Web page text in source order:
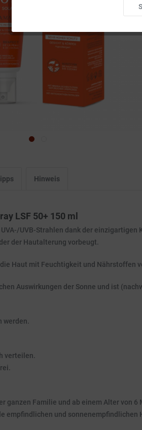
Hinweis
LSF 50+ 150 ml
UVA-/UVB-Strahlen dank der
der Hautalterung vorbeugt.
Haut mit Feuchtigkeit und Nährstoffen
Auswirkungen der Sonne und ist
werden.
verteilen.
ganzen Familie und ab einem Alter
empfindlichen und